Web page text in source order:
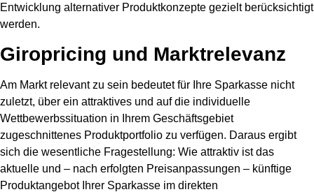
Entwicklung alternativer Produktkonzepte gezielt berücksichtigt
werden.
Giropricing und Marktrelevanz
Am Markt relevant zu sein bedeutet für Ihre Sparkasse nicht
zuletzt, über ein attraktives und auf die individuelle
Wettbewerbssituation in Ihrem Geschäftsgebiet
zugeschnittenes Produktportfolio zu verfügen. Daraus ergibt
sich die wesentliche Fragestellung: Wie attraktiv ist das
aktuelle und – nach erfolgten Preisanpassungen – künftige
Produktangebot Ihrer Sparkasse im direkten